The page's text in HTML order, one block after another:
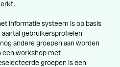
informatie systeem is op basis
gebruikersprofielen
andere groepen aan worden
een workshop met
groepen is een